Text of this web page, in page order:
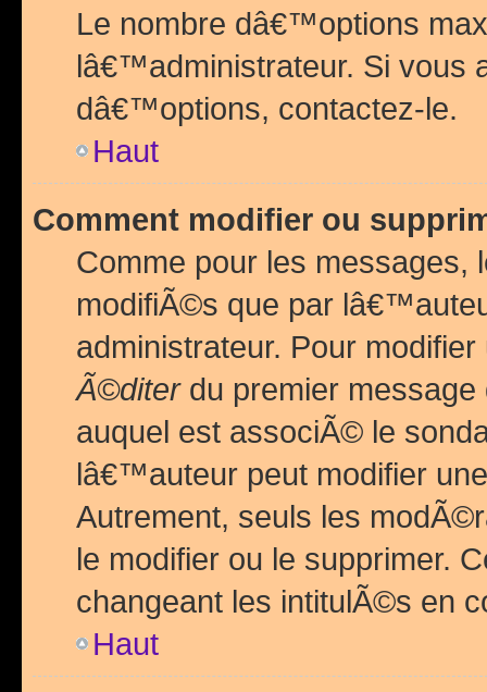
Le nombre dâ€™options
lâ€™administrateur. Si vous
dâ€™options, contactez-le.
Haut
Comment modifier ou
Comme pour les messages,
modifiÃ©s que par
administrateur. Pour
Ã©diterdu premier
auquel est associÃ© le
lâ€™auteur peut modifier
Autrement, seuls les
le modifier ou le supprimer.
changeant les intitulÃ©s en
Haut